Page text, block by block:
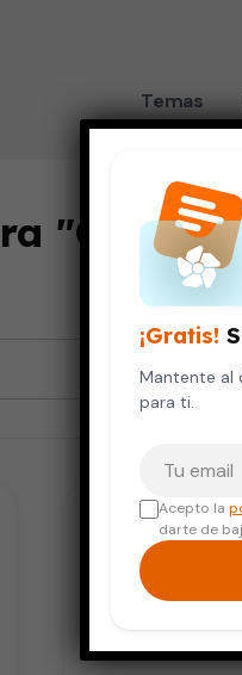
Temas
"OMS"
¡Gratis!
Mantente al
para ti.
Acepto la
darte de